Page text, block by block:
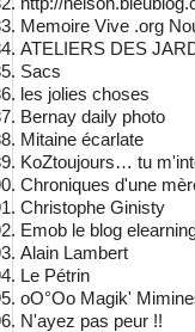
Memoire Vive .org
ATELIERS DES
Sacs
les jolies choses
Bernay daily photo
Mitaine écarlate
KoZtoujours… tu
Chroniques d'une
Christophe Ginisty
Emob le blog
Alain Lambert
Le Pétrin
oO°Oo Magik'
N'ayez pas peur !!